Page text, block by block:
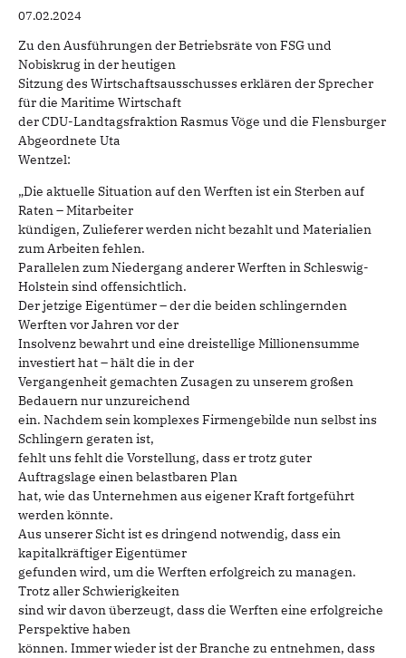
07.02.2024
Zu den Ausführungen der Betriebsräte von FSG und
Nobiskrug in der heutigen
Sitzung des Wirtschaftsausschusses erklären der Sprecher
für die Maritime Wirtschaft
der CDU-Landtagsfraktion Rasmus Vöge und die Flensburger
Abgeordnete Uta
Wentzel:
„Die aktuelle Situation auf den Werften ist ein Sterben auf
Raten – Mitarbeiter
kündigen, Zulieferer werden nicht bezahlt und Materialien
zum Arbeiten fehlen.
Parallelen zum Niedergang anderer Werften in Schleswig-
Holstein sind offensichtlich.
Der jetzige Eigentümer – der die beiden schlingernden
Werften vor Jahren vor der
Insolvenz bewahrt und eine dreistellige Millionensumme
investiert hat – hält die in der
Vergangenheit gemachten Zusagen zu unserem großen
Bedauern nur unzureichend
ein. Nachdem sein komplexes Firmengebilde nun selbst ins
Schlingern geraten ist,
fehlt uns fehlt die Vorstellung, dass er trotz guter
Auftragslage einen belastbaren Plan
hat, wie das Unternehmen aus eigener Kraft fortgeführt
werden könnte.
Aus unserer Sicht ist es dringend notwendig, dass ein
kapitalkräftiger Eigentümer
gefunden wird, um die Werften erfolgreich zu managen.
Trotz aller Schwierigkeiten
sind wir davon überzeugt, dass die Werften eine erfolgreiche
Perspektive haben
können. Immer wieder ist der Branche zu entnehmen, dass